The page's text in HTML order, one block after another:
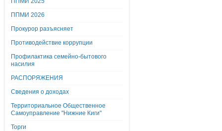
ППМИ 2026
Прокурор разъясняет
Противодействие коррупции
Профилактика семейно-бытового
насилия
РАСПОРЯЖЕНИЯ
Сведения о доходах
Территориальное Общественное
Самоуправление "Нижние Киги"
Торги